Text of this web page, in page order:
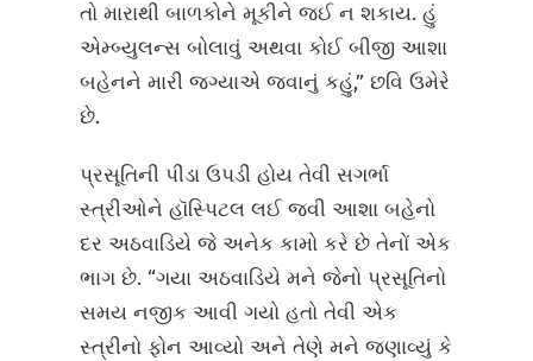
તો મારાથી બાળકોને મૂકીને જઈ ન શકાય. હું
એમ્બ્યુલન્સ બોલાવું અથવા કોઈ બીજી આશા
બહેનને મારી જગ્યાએ જવાનું કહું,” છવિ ઉમેરે
છે.
પ્રસૂતિની પીડા ઉપડી હોય તેવી સગર્ભા
સ્ત્રીઓને હૉસ્પિટલ લઈ જવી આશા બહેનો
દર અઠવાડિયે જે અનેક કામો કરે છે તેનોં એક
ભાગ છે. “ગયા અઠવાડિયે મને જેનો પ્રસૂતિનો
સમય નજીક આવી ગયો હતો તેવી એક
સ્ત્રીનો ફોન આવ્યો અને તેણે મને જણાવ્યું કે